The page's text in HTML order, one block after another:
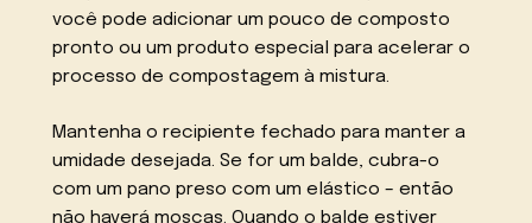
você pode adicionar um pouco de composto
pronto ou um produto especial para acelerar o
processo de compostagem à mistura.
Mantenha o recipiente fechado para manter a
umidade desejada. Se for um balde, cubra-o
com um pano preso com um elástico – então
não haverá moscas. Quando o balde estiver